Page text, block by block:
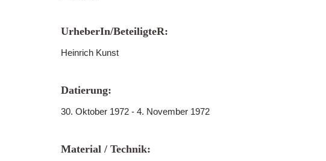
UrheberIn/BeteiligteR:
Heinrich Kunst
Datierung:
30. Oktober 1972 - 4. November 1972
Material / Technik: